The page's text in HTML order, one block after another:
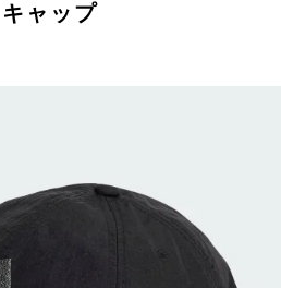
ャップ